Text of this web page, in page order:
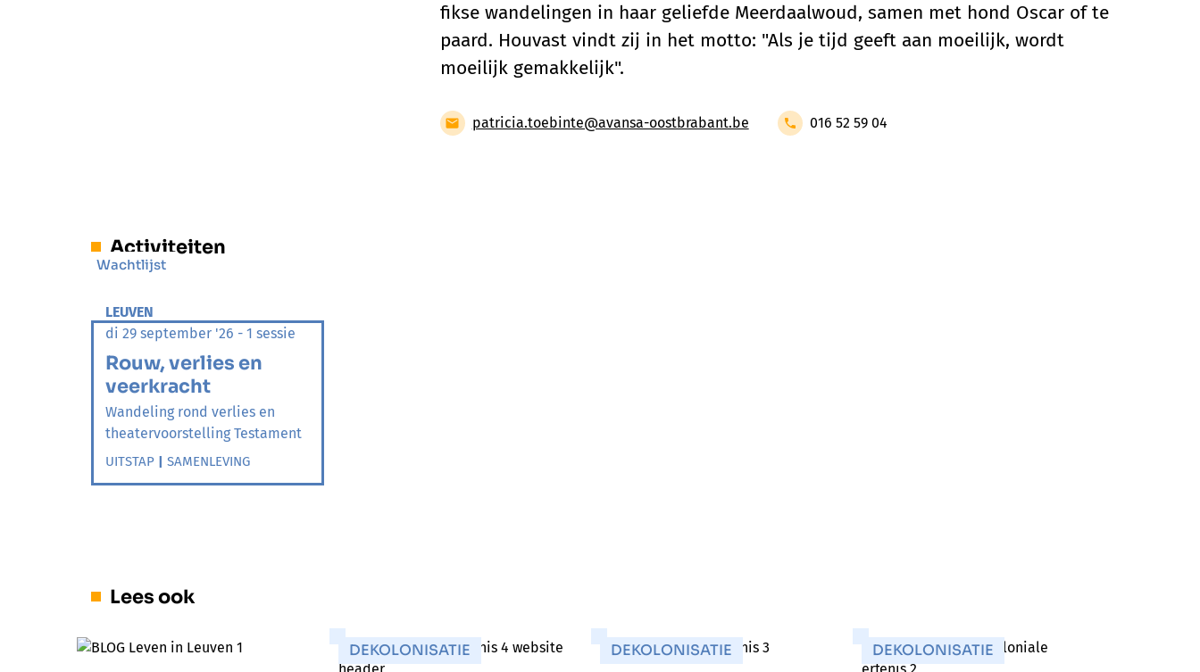
fikse wandelingen in haar geliefde Meerdaalwoud, samen met hond Oscar of te
paard. Houvast vindt zij in het motto: "Als je tijd geeft aan moeilijk, wordt
moeilijk gemakkelijk".
patricia.toebinte@avansa-oostbrabant.be 016 52 59 04
Activiteiten
Wachtlijst
LEUVEN
di 29 september '26 - 1 sessie
Rouw, verlies en
veerkracht
Wandeling rond verlies en
theatervoorstelling Testament
UITSTAP | SAMENLEVING
Lees ook
DEKOLONISATIE DEKOLONISATIE DEKOLONISATIE